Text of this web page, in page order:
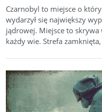
Czarnobyl to miejsce o
wydarzył się największy
jądrowej. Miejsce to
każdy wie. Strefa